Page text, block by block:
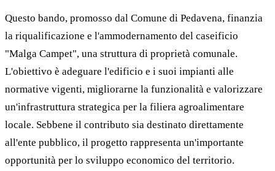
Questo bando, promosso dal Comune di Pedavena, finanzia
la riqualificazione e l'ammodernamento del caseificio
"Malga Campet", una struttura di proprietà comunale.
L'obiettivo è adeguare l'edificio e i suoi impianti alle
normative vigenti, migliorarne la funzionalità e valorizzare
un'infrastruttura strategica per la filiera agroalimentare
locale. Sebbene il contributo sia destinato direttamente
all'ente pubblico, il progetto rappresenta un'importante
opportunità per lo sviluppo economico del territorio.